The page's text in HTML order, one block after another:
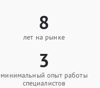
8
лет на рынке
3
минимальный опыт работы
специалистов